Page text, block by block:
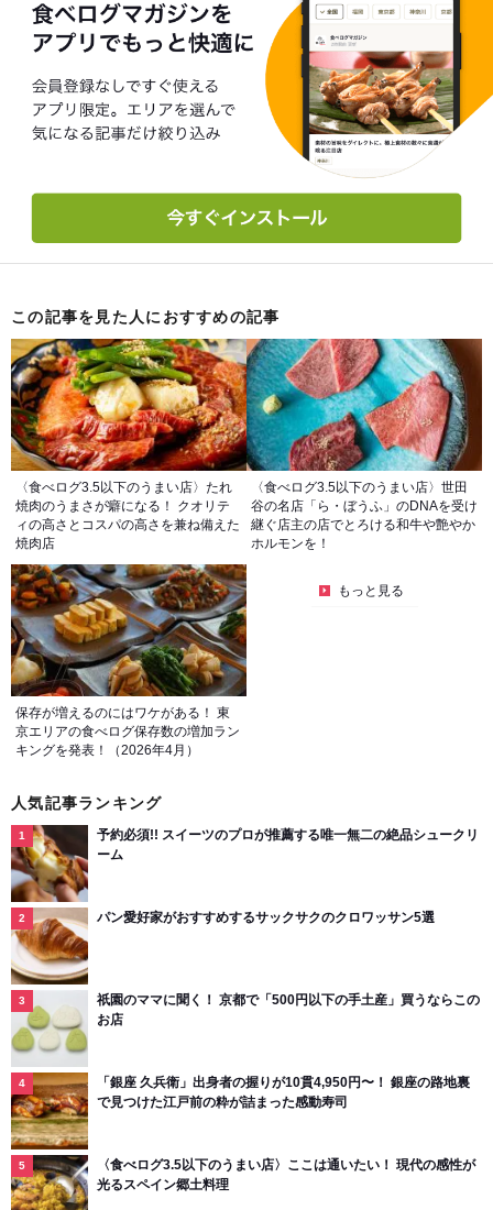
この記事を見た人におすすめの記事
〈食べログ3.5以下のうまい店〉たれ
焼肉のうまさが癖になる！ クオリテ
ィの高さとコスパの高さを兼ね備えた
焼肉店
〈食べログ3.5以下のうまい店〉世田
谷の名店「ら・ぼうふ」のDNAを受け
継ぐ店主の店でとろける和牛や艶やか
ホルモンを！
保存が増えるのにはワケがある！ 東
京エリアの食べログ保存数の増加ラン
キングを発表！（2026年4月）
もっと見る
人気記事ランキング
予約必須!! スイーツのプロが推薦する唯一無二の絶品シュークリ
ーム
パン愛好家がおすすめするサックサクのクロワッサン5選
祇園のママに聞く！ 京都で「500円以下の手土産」買うならこの
お店
「銀座 久兵衛」出身者の握りが10貫4,950円〜！ 銀座の路地裏
で見つけた江戸前の粋が詰まった感動寿司
〈食べログ3.5以下のうまい店〉ここは通いたい！ 現代の感性が
光るスペイン郷土料理